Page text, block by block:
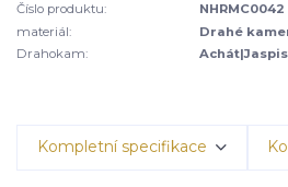
Číslo produktu:
NHRMC0042
materiál:
Drahé
Drahokam:
Kompletní specifikace